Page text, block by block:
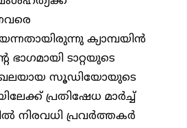
ക്യാമ്പയിൻ
ഭാഗമായി ടാറ്റയുടെ
സൂഡിയോയുടെ
പ്രതിഷേധ മാർച്ച്
നിരവധി പ്രവർത്തകർ